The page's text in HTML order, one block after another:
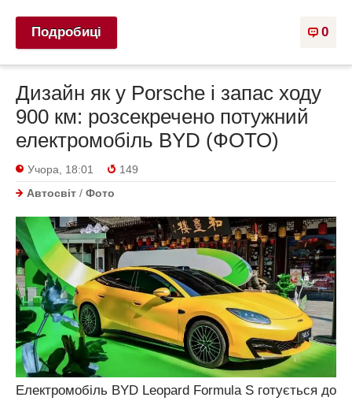
0
Подробиці
Дизайн як у Porsche і запас ходу
900 км: розсекречено потужний
електромобіль BYD (ФОТО)
Учора, 18:01
149
Автосвіт / Фото
Електромобіль BYD Leopard Formula S готується до